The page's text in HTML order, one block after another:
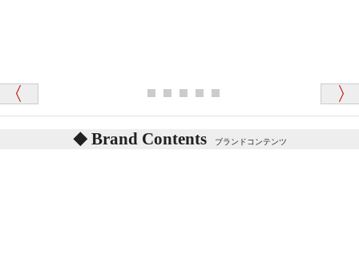
体をねかせたりおこしたりすると「グーグー」と鳴く
記載しておりますので、ぜひ探してみてください。
「商品説明が細やかで丁寧であったことです」
Brand Contents ブランドコンテンツ